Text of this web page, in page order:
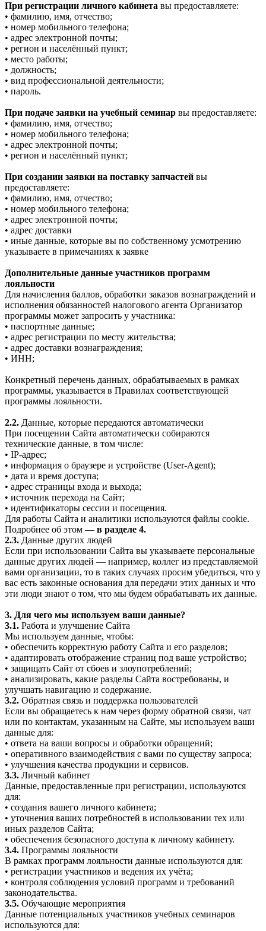
При регистрации личного кабинета вы предоставляете:
• фамилию, имя, отчество;
• номер мобильного телефона;
• адрес электронной почты;
• регион и населённый пункт;
• место работы;
• должность;
• вид профессиональной деятельности;
• пароль.
При подаче заявки на учебный семинар вы предоставляете:
• фамилию, имя, отчество;
• номер мобильного телефона;
• адрес электронной почты;
• регион и населённый пункт;
При создании заявки на поставку запчастей вы
предоставляете:
• фамилию, имя, отчество;
• номер мобильного телефона;
• адрес электронной почты;
• адрес доставки
• иные данные, которые вы по собственному усмотрению
указываете в примечаниях к заявке
Дополнительные данные участников программ
лояльности
Для начисления баллов, обработки заказов вознаграждений и
исполнения обязанностей налогового агента Организатор
программы может запросить у участника:
• паспортные данные;
• адрес регистрации по месту жительства;
• адрес доставки вознаграждения;
• ИНН;
Конкретный перечень данных, обрабатываемых в рамках
программы, указывается в Правилах соответствующей
программы лояльности.
2.2. Данные, которые передаются автоматически
При посещении Сайта автоматически собираются
технические данные, в том числе:
• IP-адрес;
• информация о браузере и устройстве (User-Agent);
• дата и время доступа;
• адрес страницы входа и выхода;
• источник перехода на Сайт;
• идентификаторы сессии и посещения.
Для работы Сайта и аналитики используются файлы cookie.
Подробнее об этом — в разделе 4.
2.3. Данные других людей
Если при использовании Сайта вы указываете персональные
данные других людей — например, коллег из представляемой
вами организации, то в таких случаях просим убедиться, что у
вас есть законные основания для передачи этих данных и что
эти люди знают о том, что мы будем обрабатывать их данные.
3. Для чего мы используем ваши данные?
3.1. Работа и улучшение Сайта
Мы используем данные, чтобы:
• обеспечить корректную работу Сайта и его разделов;
• адаптировать отображение страниц под ваше устройство;
• защищать Сайт от сбоев и злоупотреблений;
• анализировать, какие разделы Сайта востребованы, и
улучшать навигацию и содержание.
3.2. Обратная связь и поддержка пользователей
Если вы обращаетесь к нам через форму обратной связи, чат
или по контактам, указанным на Сайте, мы используем ваши
данные для:
• ответа на ваши вопросы и обработки обращений;
• оперативного взаимодействия с вами по существу запроса;
• улучшения качества продукции и сервисов.
3.3. Личный кабинет
Данные, предоставленные при регистрации, используются
для:
• создания вашего личного кабинета;
• уточнения ваших потребностей в использовании тех или
иных разделов Сайта;
• обеспечения безопасного доступа к личному кабинету.
3.4. Программы лояльности
В рамках программ лояльности данные используются для:
• регистрации участников и ведения их учёта;
• контроля соблюдения условий программ и требований
законодательства.
3.5. Обучающие мероприятия
Данные потенциальных участников учебных семинаров
используются для: